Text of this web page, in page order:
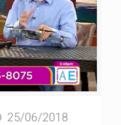
25/06/2018